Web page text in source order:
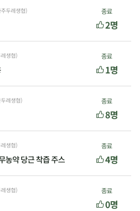
두레생협) 종료
2명
생협) 종료
1명
레생협) 종료
8명
생협)
농약 당근 착즙 주스
종료
4명
생협) 종료
0명